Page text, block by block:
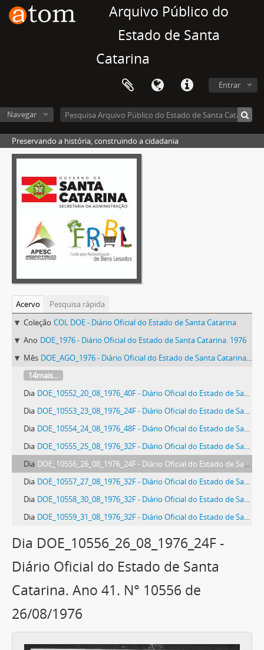
Arquivo Público do
Estado de Santa
Catarina
Entrar
Navegar
Preservando a história, construindo a cidadania
Acervo
Pesquisa rápida
Coleção COL DOE - Diário Oficial do Estado de Santa Catarina
Ano DOE_1976 - Diário Oficial do Estado de Santa Catarina. 1976
Mês DOE_AGO_1976 - Diário Oficial do Estado de Santa Catarina. Agosto de 1976
14mais...
Dia DOE_10552_20_08_1976_40F - Diário Oficial do Estado de Santa Catarina. Ano 41. N° 10552 de 20/08/1976
Dia DOE_10553_23_08_1976_24F - Diário Oficial do Estado de Santa Catarina. Ano 41. N° 10553 de 23/08/1976
Dia DOE_10554_24_08_1976_48F - Diário Oficial do Estado de Santa Catarina. Ano 41. N° 10554 de 24/08/1976
Dia DOE_10555_25_08_1976_32F - Diário Oficial do Estado de Santa Catarina. Ano 41. N° 10555 de 25/08/1976
Dia DOE_10556_26_08_1976_24F - Diário Oficial do Estado de Santa Catarina. Ano 41. N° 10556 de 26/08/1976
Dia DOE_10557_27_08_1976_32F - Diário Oficial do Estado de Santa Catarina. Ano 41. N° 10557 de 27/08/1976
Dia DOE_10558_30_08_1976_32F - Diário Oficial do Estado de Santa Catarina. Ano 41. N° 10558 de 30/08/1976
Dia DOE_10559_31_08_1976_32F - Diário Oficial do Estado de Santa Catarina. Ano 41. N° 10559 de 31/08/1976
Dia DOE_10556_26_08_1976_24F -
Diário Oficial do Estado de Santa
Catarina. Ano 41. N° 10556 de
26/08/1976